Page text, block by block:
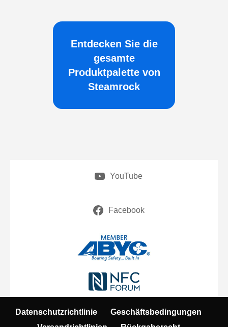
Entdecken Sie die
gesamte
Produktpalette von
Steamrock
YouTube
Facebook
Datenschutzrichtlinie
Geschäftsbedingungen